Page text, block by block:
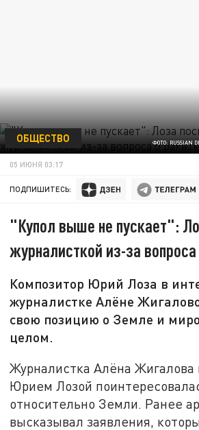
ФОТО: RUSSIAN
ОБЩЕСТВО
05 ИЮНЯ 03:17
ПОДПИШИТЕСЬ:
"Купол выше не пускает":
журналисткой из-за
Композитор Юрий Лоза в
журналистке Алёне
свою позицию о Земле и
целом.
Журналистка Алёна Жигалова
Юрием Лозой
относительно Земли. Ранее
высказывал заявления,